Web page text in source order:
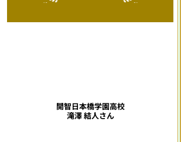
開智日本橋学園高校
滝澤 結人さん